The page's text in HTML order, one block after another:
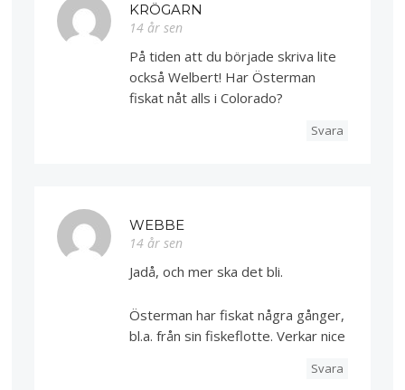
KRÖGARN
14 år sen
På tiden att du började skriva lite
också Welbert! Har Österman
fiskat nåt alls i Colorado?
Svara
WEBBE
14 år sen
Jadå, och mer ska det bli.
Österman har fiskat några gånger,
bl.a. från sin fiskeflotte. Verkar nice
Svara